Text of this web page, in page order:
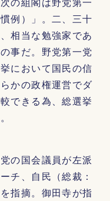
例）」。二、三十
相当な勉強家であ
事だ。野党第一党
において国民の信
かの政権運営でダ
できる為、総選挙
の国会議員が左派
チ、自民（総裁：
指摘。御田寺が指